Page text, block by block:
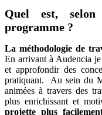
Quel est,
programme ?
La méthodologie de
En arrivant à Audencia
et approfondir des
pratiquant. Au sein du
animées à travers des
plus enrichissant et
projette plus